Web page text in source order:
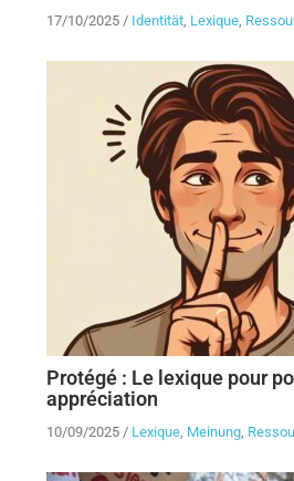
17/10/2025/ Identität, Lexique,
Protégé : Le lexique pour
appréciation
10/09/2025/ Lexique, Meinung,